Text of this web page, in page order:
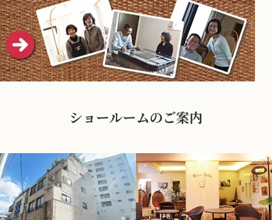
ショールームのご案内